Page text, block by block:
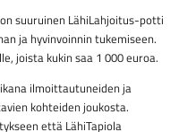
suuruinen LähiLahjoitus-potti
ja hyvinvoinnin tukemiseen.
joista kukin saa 1 000 euroa.
ilmoittautuneiden ja
kohteiden joukosta.
että LähiTapiola